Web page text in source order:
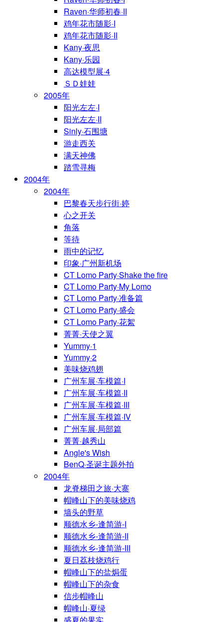
Raven·华师初春·II
鸡年花市随影·I
鸡年花市随影·II
Kany·夜思
Kany·乐园
高达模型展·4
ＳＤ娃娃
2005年
阳光左左·I
阳光左左·II
Sinly·石围塘
游走西关
满天神佛
踏雪寻梅
2004年
2004年
巴黎春天步行街·婷
心之开关
角落
等待
雨中的记忆
印象·广州新机场
CT Lomo Party·Shake the fire
CT Lomo Party·My Lomo
CT Lomo Party·准备篇
CT Lomo Party·盛会
CT Lomo Party·花絮
菁菁·天使之翼
Yummy·1
Yummy·2
美味烧鸡翅
广州车展·车模篇·I
广州车展·车模篇·II
广州车展·车模篇·III
广州车展·车模篇·IV
广州车展·局部篇
菁菁·越秀山
Angle's Wish
BenQ·圣诞主题外拍
2004年
龙脊梯田之旅·大寨
帽峰山下的美味烧鸡
墙头的野草
顺德水乡-逢简游-I
顺德水乡-逢简游-II
顺德水乡-逢简游-III
夏日荔枝烧鸡行
帽峰山下的盐焗蛋
帽峰山下的杂食
信步帽峰山
帽峰山·夏绿